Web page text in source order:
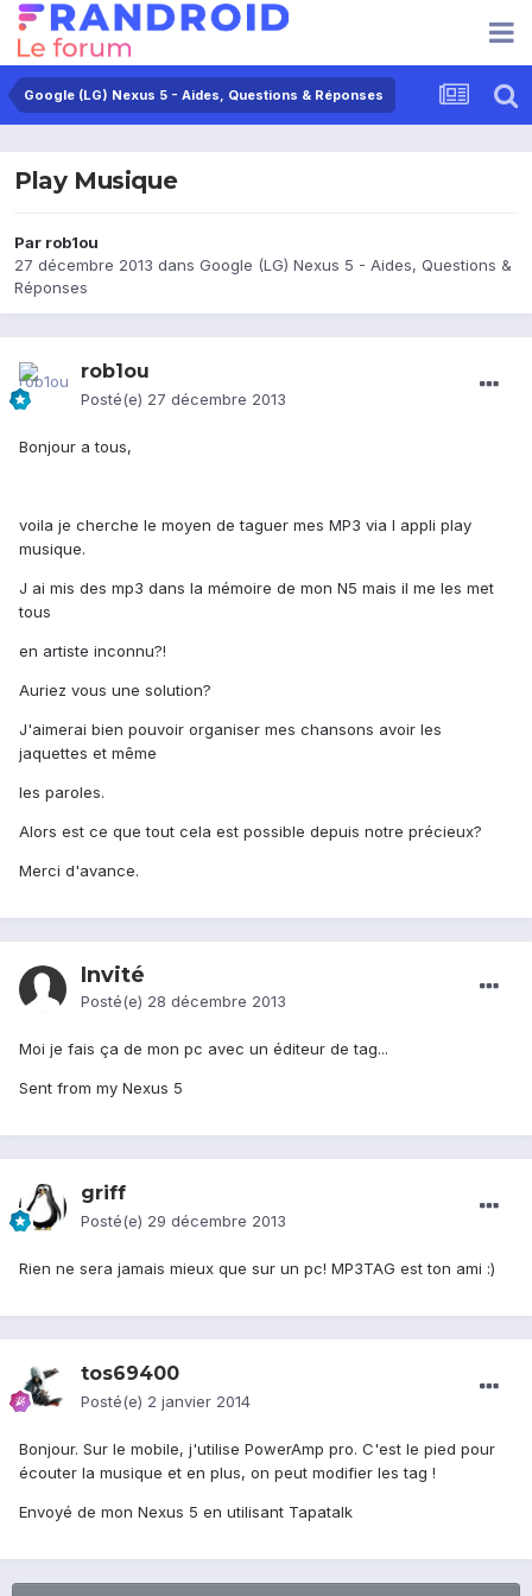
Google (LG) Nexus 5 - Aides, Questions & Réponses
Play Musique
Par rob1ou
27 décembre 2013 dans Google (LG) Nexus 5 - Aides, Questions &
Réponses
rob1ou
Posté(e) 27 décembre 2013
Bonjour a tous,
voila je cherche le moyen de taguer mes MP3 via l appli play
musique.
J ai mis des mp3 dans la mémoire de mon N5 mais il me les met
tous
en artiste inconnu?!
Auriez vous une solution?
J'aimerai bien pouvoir organiser mes chansons avoir les
jaquettes et même
les paroles.
Alors est ce que tout cela est possible depuis notre précieux?
Merci d'avance.
Invité
Posté(e) 28 décembre 2013
Moi je fais ça de mon pc avec un éditeur de tag...
Sent from my Nexus 5
griff
Posté(e) 29 décembre 2013
Rien ne sera jamais mieux que sur un pc! MP3TAG est ton ami :)
tos69400
Posté(e) 2 janvier 2014
Bonjour. Sur le mobile, j'utilise PowerAmp pro. C'est le pied pour
écouter la musique et en plus, on peut modifier les tag !
Envoyé de mon Nexus 5 en utilisant Tapatalk